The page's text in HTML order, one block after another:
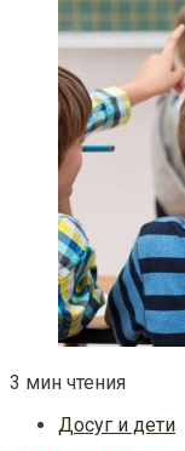
3 мин чтения
Досуг и дети